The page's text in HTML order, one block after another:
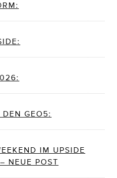
GEO5:
IM UPSIDE
NEUE POST